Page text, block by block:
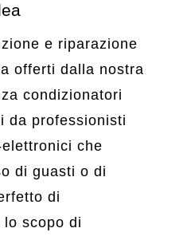
e riparazione
offerti dalla nostra
condizionatori
da professionisti
che
di guasti o di
di
scopo di